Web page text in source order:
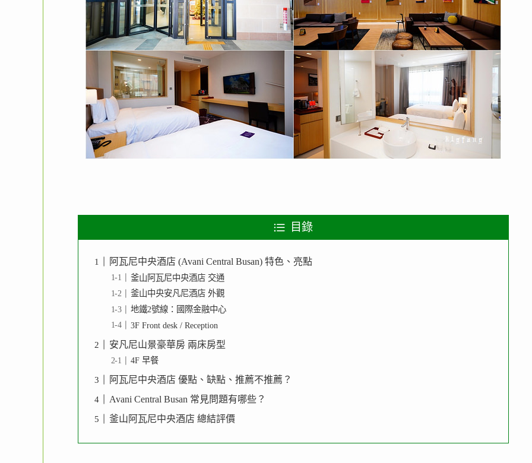
目錄
阿瓦尼中央酒店 (Avani Central Busan) 特色、亮點
釜山阿瓦尼中央酒店 交通
釜山中央安凡尼酒店 外觀
地鐵2號線：國際金融中心
3F Front desk / Reception
安凡尼山景豪華房 兩床房型
4F 早餐
阿瓦尼中央酒店 優點、缺點、推薦不推薦？
Avani Central Busan 常見問題有哪些？
釜山阿瓦尼中央酒店 總結評價